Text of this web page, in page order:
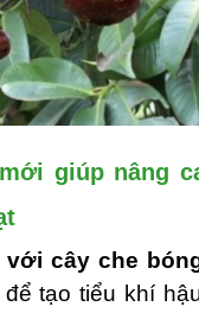
giúp nâng
với cây che
tạo tiểu khí